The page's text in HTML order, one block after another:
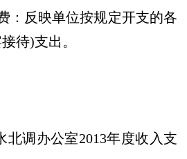
：反映单位按规定开支的各
待)支出。
北调办公室2013年度收入支